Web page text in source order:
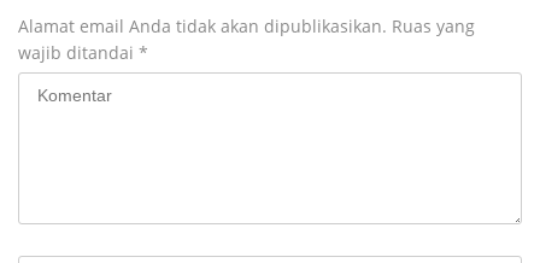
Alamat email Anda tidak akan dipublikasikan. Ruas yang
wajib ditandai *